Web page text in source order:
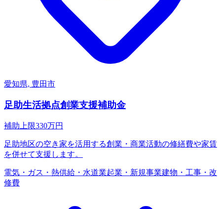
愛知県, 豊田市
足助生活拠点創業支援補助金
補助上限330万円
足助地区の空き家を活用する創業・商業活動の修繕費や家賃
を併せて支援します。
電気・ガス・熱供給・水道業起業・新規事業建物・工事・改
修費